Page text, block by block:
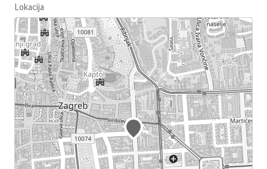
Lokacija